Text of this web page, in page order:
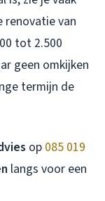
renovatie van
tot 2.500
geen omkijken
termijn de
op 085 019
langs voor een